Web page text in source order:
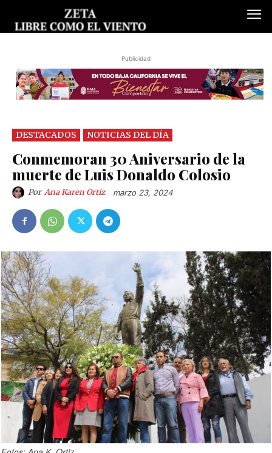
Publicidad
DESTACADOS NOTICIAS DEL DÍA
Conmemoran 30 Aniversario de la
muerte de Luis Donaldo Colosio
Ana Karen Ortiz
Fotos: Ana K. Ortiz